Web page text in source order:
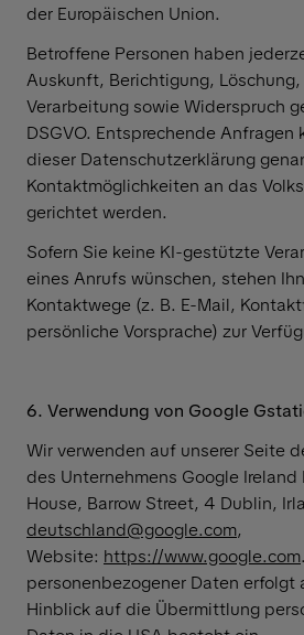
der Europäischen Union.
Betroffene Personen haben
Auskunft, Berichtigung,
Verarbeitung sowie Widerspruch
DSGVO. Entsprechende Anfragen
dieser Datenschutzerklärung
Kontaktmöglichkeiten an das
gerichtet werden.
Sofern Sie keine KI-gestützte
eines Anrufs wünschen, stehen
Kontaktwege (z. B. E-Mail,
persönliche Vorsprache) zur
6. Verwendung von Google
Wir verwenden auf unserer Seite
des Unternehmens Google
House, Barrow Street, 4 Dublin,
deutschland@google.com,
Website: https://www.google.com
personenbezogener Daten erfolgt
Hinblick auf die Übermittlung